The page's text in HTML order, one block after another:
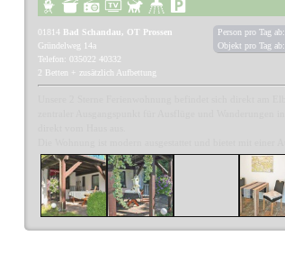
01814 Bad Schandau, OT Prossen
Gründelweg 14a
Telefon: 035022 40332
2 Betten + zusätzlich Aufbettung
Person pro Tag ab:
Objekt pro Tag ab: